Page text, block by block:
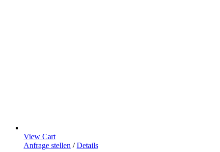
View Cart
Anfrage stellen / Details